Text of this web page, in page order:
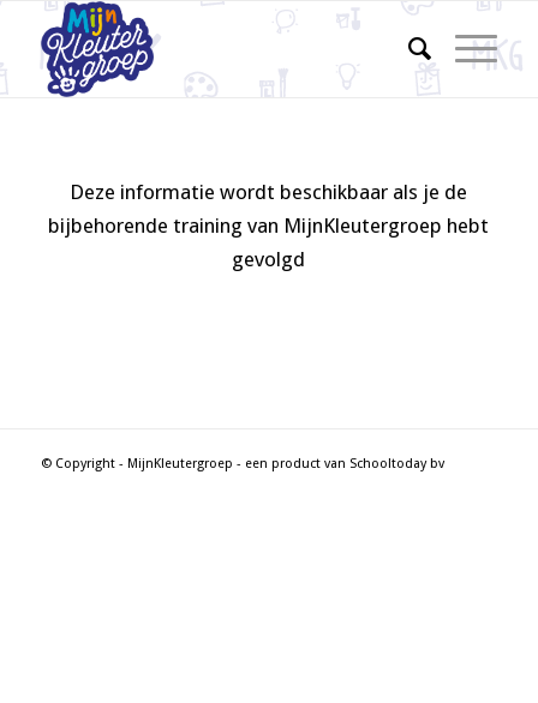
Deze informatie wordt beschikbaar als je de
bijbehorende training van MijnKleutergroep hebt
gevolgd
© Copyright - MijnKleutergroep - een product van Schooltoday bv